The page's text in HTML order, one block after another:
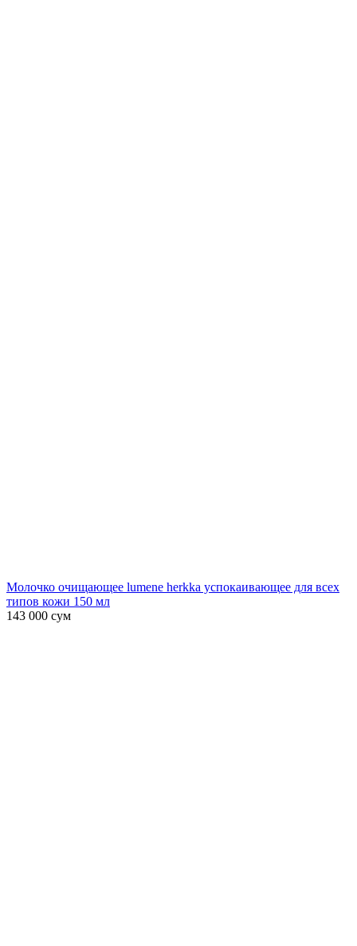
Молочко очищающее lumene herkka успокаивающее для всех
типов кожи 150 мл
143 000 сум